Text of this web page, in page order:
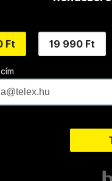
Ft 19 990 Ft